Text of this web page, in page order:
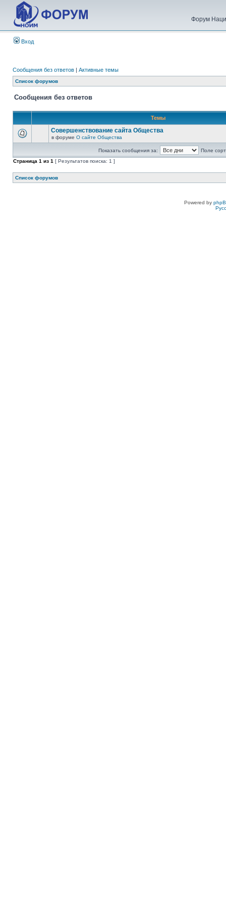
Форум
Вход
Сообщения без ответов | Активные темы
Список форумов
Сообщения без ответов
Темы
Совершенствование сайта Общества
в форуме О сайте Общества
Показать сообщения за:
Поле
Страница 1 из 1 [ Результатов поиска: 1 ]
Список форумов
Powered by